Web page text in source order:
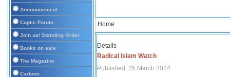
Announcement
Coptic Forum
Join us/ Standing Order
Books on sale
The Magazine
Cartoon
Home
Details
Radical Islam Watch
Published: 25 March 2024